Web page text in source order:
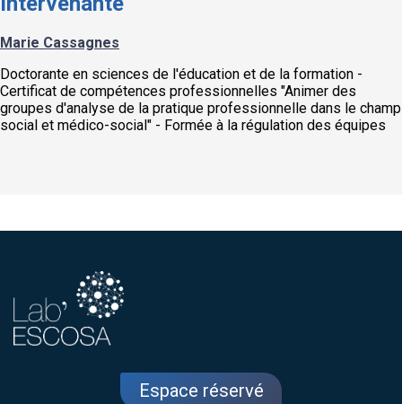
Marie Cassagnes
Doctorante en sciences de l'éducation et de la formation -
Certificat de compétences professionnelles "Animer des
groupes d'analyse de la pratique professionnelle dans le champ
social et médico-social" - Formée à la régulation des équipes
Espace réservé